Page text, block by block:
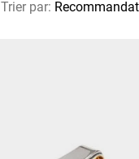
Trier par: